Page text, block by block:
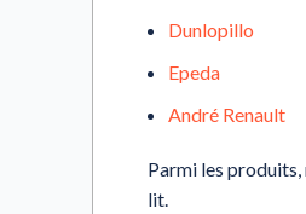
Dunlopillo
Epeda
André Renault
Parmi les
lit.